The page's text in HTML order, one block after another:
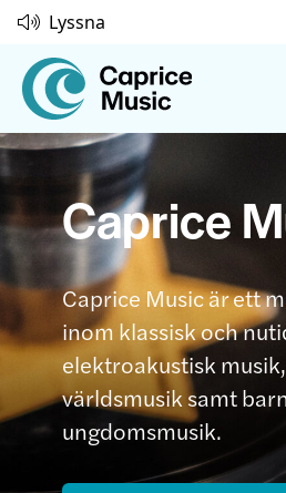
Lyssna
Caprice
Caprice Music är ett
inom klassisk och
elektroakustisk
världsmusik samt
ungdomsmusik.